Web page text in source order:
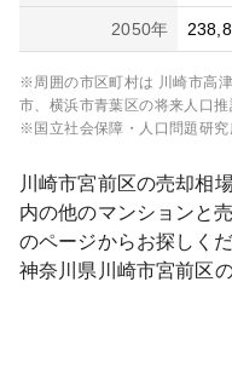
2050年
※周囲の市区町村は 川崎市高
市、横浜市青葉区の将来人口推
※国立社会保障・人口問題研究
川崎市宮前区の売却相
内の他のマンションと
のページからお探しくだ
神奈川県 川崎市宮前区